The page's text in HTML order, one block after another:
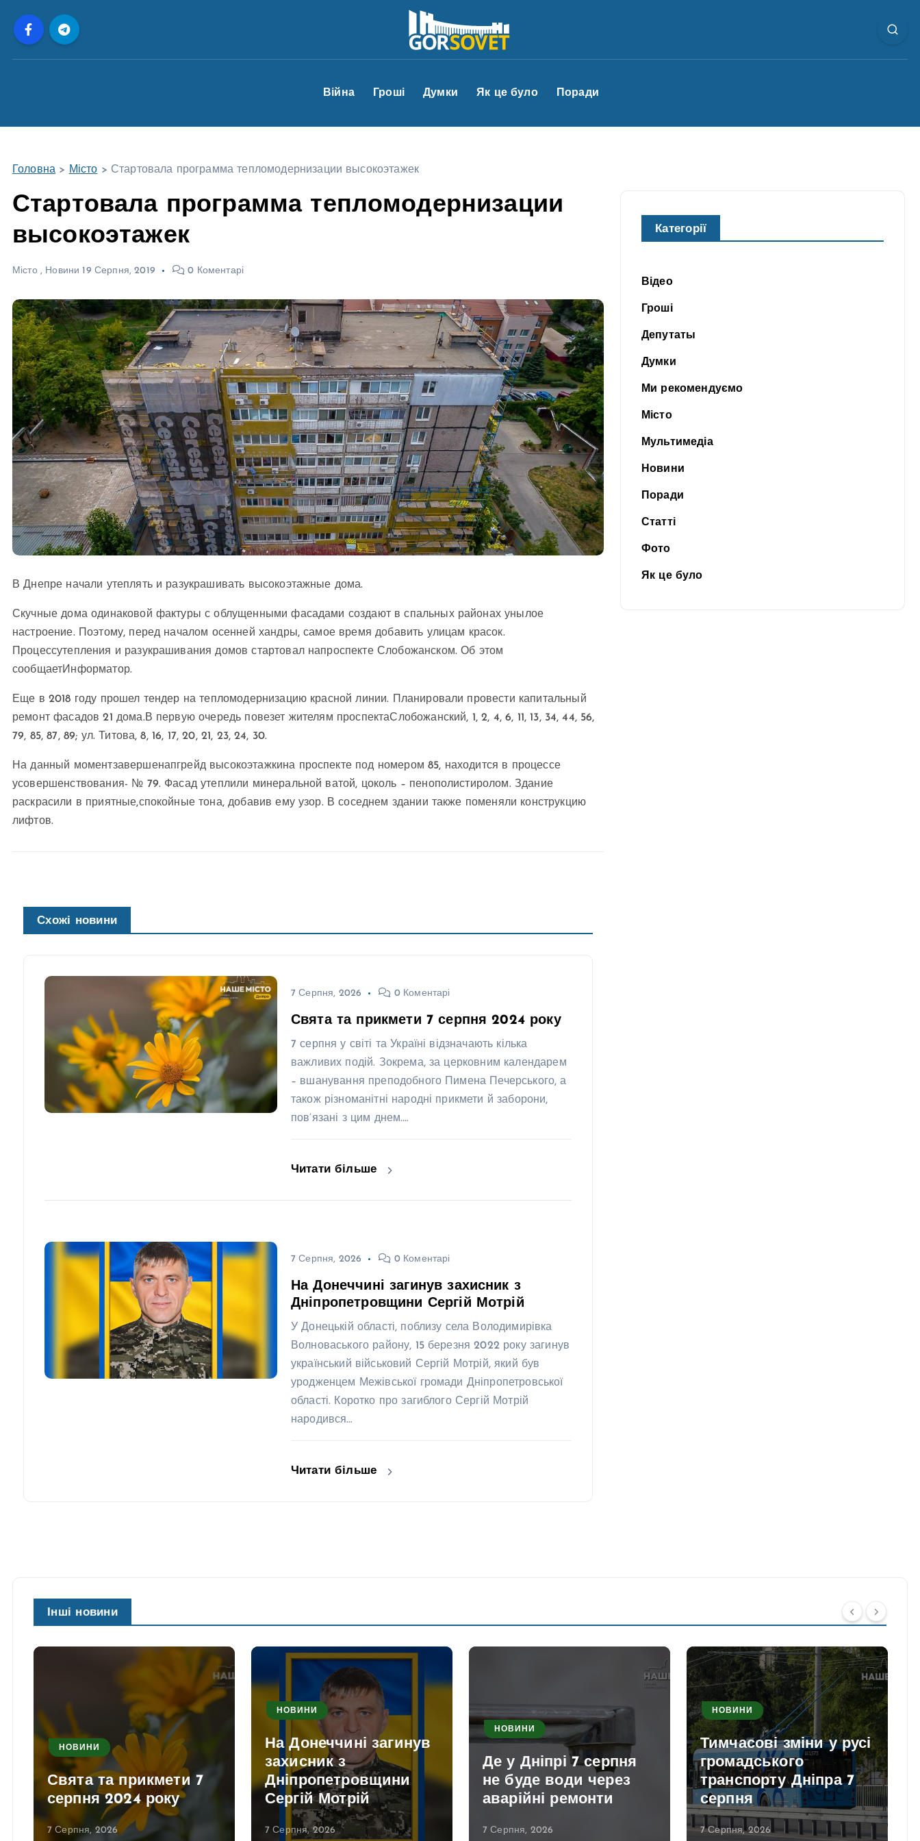
Війна Гроші Думки Як це було Поради
Головна > Місто > Стартовала программа тепломодернизации высокоэтажек
Стартовала программа тепломодернизации
высокоэтажек
Місто, Новини 19 Серпня, 2019 0 Коментарі
В Днепре начали утеплять и разукрашивать высокоэтажные дома.
Скучные дома одинаковой фактуры с облущенными фасадами создают в спальных районах унылое
настроение. Поэтому, перед началом осенней хандры, самое время добавить улицам красок.
Процессутепления и разукрашивания домов стартовал напроспекте Слобожанском. Об этом
сообщаетИнформатор.
Еще в 2018 году прошел тендер на тепломодернизацию красной линии. Планировали провести капитальный
ремонт фасадов 21 дома.В первую очередь повезет жителям проспектаСлобожанский, 1, 2, 4, 6, 11, 13, 34, 44, 56,
79, 85, 87, 89; ул. Титова, 8, 16, 17, 20, 21, 23, 24, 30.
На данный моментзавершенапгрейд высокоэтажкина проспекте под номером 85, находится в процессе
усовершенствования- № 79. Фасад утеплили минеральной ватой, цоколь – пенополистиролом. Здание
раскрасили в приятные,спокойные тона, добавив ему узор. В соседнем здании также поменяли конструкцию
лифтов.
Схожі новини
7 Серпня, 2026 0 Коментарі
Свята та прикмети 7 серпня 2024 року
7 серпня у світі та Україні відзначають кілька
важливих подій. Зокрема, за церковним календарем
– вшанування преподобного Пимена Печерського, а
також різноманітні народні прикмети й заборони,
пов’язані з цим днем.…
Читати більше
7 Серпня, 2026 0 Коментарі
На Донеччині загинув захисник з
Дніпропетровщини Сергій Мотрій
У Донецькій області, поблизу села Володимирівка
Волноваського району, 15 березня 2022 року загинув
український військовий Сергій Мотрій, який був
уродженцем Межівської громади Дніпропетровської
області. Коротко про загиблого Сергій Мотрій
народився…
Читати більше
Категорії
Відео
Гроші
Депутаты
Думки
Ми рекомендуємо
Місто
Мультимедіа
Новини
Поради
Статті
Фото
Як це було
Інші новини
НОВИНИ
Свята та прикмети 7
серпня 2024 року
7 Серпня, 2026
НОВИНИ
На Донеччині загинув
захисник з
Дніпропетровщини
Сергій Мотрій
7 Серпня, 2026
НОВИНИ
Де у Дніпрі 7 серпня
не буде води через
аварійні ремонти
7 Серпня, 2026
НОВИНИ
Тимчасові зміни у русі
громадського
транспорту Дніпра 7
серпня
7 Серпня, 2026